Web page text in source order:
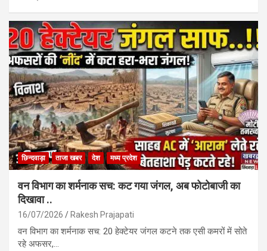
छिन्दवाड़ा ताजा खबर देश मध्य प्रदेश
वन विभाग का शर्मनाक सच: कट गया जंगल, अब फोटोबाजी का
दिखावा ..
16/07/2026 Rakesh Prajapati
वन विभाग का शर्मनाक सच: 20 हेक्टेयर जंगल कटने तक एसी कमरों में सोते
रहे अफसर,…